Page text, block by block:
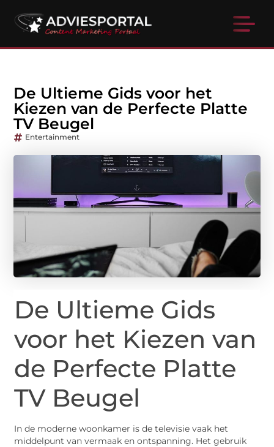
De Ultieme Gids voor het
Kiezen van de Perfecte Platte
TV Beugel
Entertainment
De Ultieme Gids
voor het Kiezen van
de Perfecte Platte
TV Beugel
In de moderne woonkamer is de televisie vaak het
middelpunt van vermaak en ontspanning. Het gebruik